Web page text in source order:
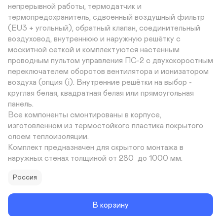
непрерывной работы, термодатчик и
термопредохранитель, сдвоенный воздушный фильтр
(EU3 + угольный), обратный клапан, соединительный
воздуховод, внутреннюю и наружную решётку с
москитной сеткой и комплектуются настенным
проводным пультом управления ПС-2 с двухскоростным
переключателем оборотов вентилятора и ионизатором
воздуха (опция (i). Внутренние решётки на выбор -
круглая белая, квадратная белая или прямоугольная
панель.
Все компоненты смонтированы в корпусе,
изготовленном из термостойкого пластика покрытого
слоем теплоизоляции.
Комплект предназначен для скрытого монтажа в
наружных стенах толщиной от 280  до 1000 мм.
Россия
В корзину